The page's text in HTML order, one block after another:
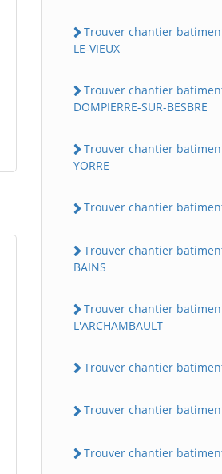
Trouver chantier batiment
LE-VIEUX
Trouver chantier
DOMPIERRE-SUR-BESBRE
Trouver chantier
YORRE
Trouver chantier
Trouver chantier batiment
BAINS
Trouver chantier
L'ARCHAMBAULT
Trouver chantier
Trouver chantier
Trouver chantier